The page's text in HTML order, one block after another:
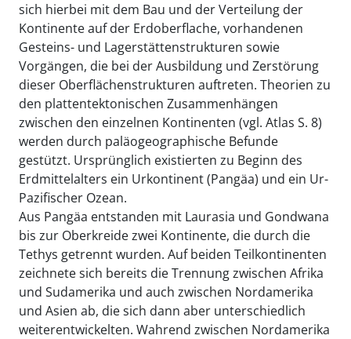
sich hierbei mit dem Bau und der Verteilung der
Kontinente auf der Erdoberflache, vorhandenen
Gesteins- und Lagerstättenstrukturen sowie
Vorgängen, die bei der Ausbildung und Zerstörung
dieser Oberflächenstrukturen auftreten. Theorien zu
den plattentektonischen Zusammenhängen
zwischen den einzelnen Kontinenten (vgl. Atlas S. 8)
werden durch paläogeographische Befunde
gestützt. Ursprünglich existierten zu Beginn des
Erdmittelalters ein Urkontinent (Pangäa) und ein Ur-
Pazifischer Ozean.
Aus Pangäa entstanden mit Laurasia und Gondwana
bis zur Oberkreide zwei Kontinente, die durch die
Tethys getrennt wurden. Auf beiden Teilkontinenten
zeichnete sich bereits die Trennung zwischen Afrika
und Sudamerika und auch zwischen Nordamerika
und Asien ab, die sich dann aber unterschiedlich
weiterentwickelten. Wahrend zwischen Nordamerika